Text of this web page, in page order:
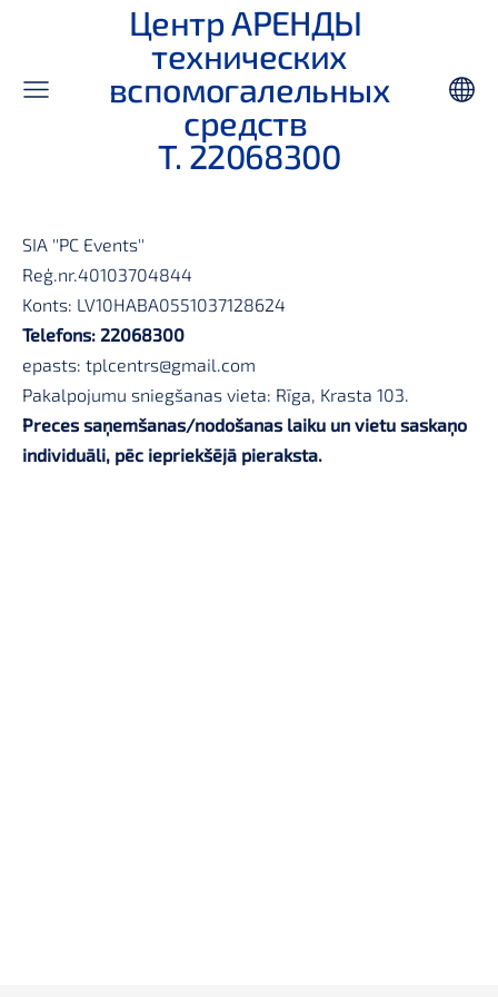
Центр АРЕНДЫ
технических
вспомогалельных
средств
Т. 22068300
SIA ''PC Events''
Reģ.nr.40103704844
Konts: LV10HABA0551037128624
Telefons: 22068300
epasts: tplcentrs@gmail.com
Pakalpojumu sniegšanas vieta: Rīga, Krasta 103.
Preces saņemšanas/nodošanas laiku un vietu saskaņo
individuāli, pēc iepriekšējā pieraksta.